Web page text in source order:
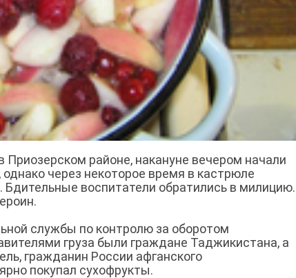
Приозерском районе, накануне вечером начали
через некоторое время в кастрюле
воспитатели обратились в милицию.
службы по контролю за оборотом
груза были граждане Таджикистана, а
гражданин России афганского
покупал сухофрукты.